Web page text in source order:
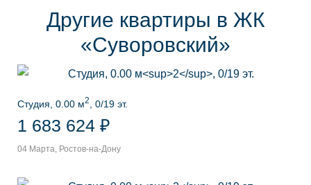
Другие квартиры в ЖК
«Суворовский»
Студия, 0.00 м2 , 0/19 эт.
1 683 624 ₽
04 Марта, Ростов-на-Дону